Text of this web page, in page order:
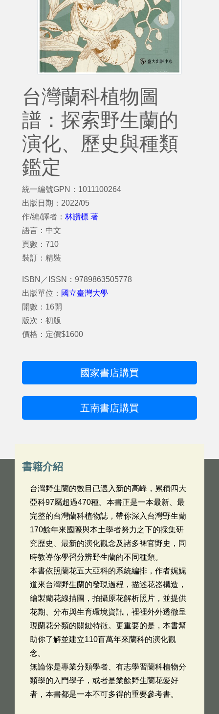
台灣蘭科植物圖
譜：探索野生蘭的
演化、歷史與種類
鑑定
統一編號GPN：1011100264
出版日期：2022/05
作/編/譯者： 林讚標 著
語言：中文
頁數：710
裝訂：精裝
ISBN／ISSN：9789863505778
出版單位： 國立臺灣大學
開數：16開
版次：初版
價格：定價$1600
國家書店購買
五南書店購買
書籍介紹
台灣野生蘭的數目已邁入新的高峰，累積四大
亞科97屬超過470種。本書正是一本最新、最
完整的台灣蘭科植物誌，帶你深入台灣野生蘭
170餘年來國際與本土學者努力之下的採集研
究歷史、最新的演化觀念及諸多裨官野史，同
時教導你學習分辨野生蘭的不同種類。
本書依照蘭花五大亞科的系統編排，作者娓娓
道來台灣野生蘭的發現過程，描述花器構造，
繪製蘭花線描圖，拍攝原花解析照片，並提供
花期、分布與生育環境資訊，裡裡外外透徹呈
現蘭花分類的關鍵特徵。更重要的是，本書幫
助你了解並建立110百萬年來蘭科的演化觀
念。
無論你是專業分類學者、有志學習蘭科植物分
類學的入門學子，或者是業餘野生蘭花愛好
者，本書都是一本不可多得的重要參考書。